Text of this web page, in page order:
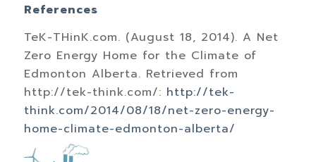
References
TeK-THinK.com. (August 18, 2014). A Net
Zero Energy Home for the Climate of
Edmonton Alberta. Retrieved from
http://tek-think.com/: http://tek-
think.com/2014/08/18/net-zero-energy-
home-climate-edmonton-alberta/